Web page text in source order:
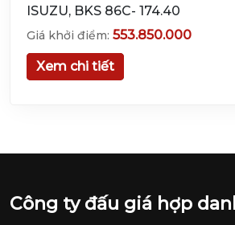
ISUZU, BKS 86C- 174.40
Giá khởi điểm: 553.850.000
Xem chi tiết
Công ty đấu giá hợp